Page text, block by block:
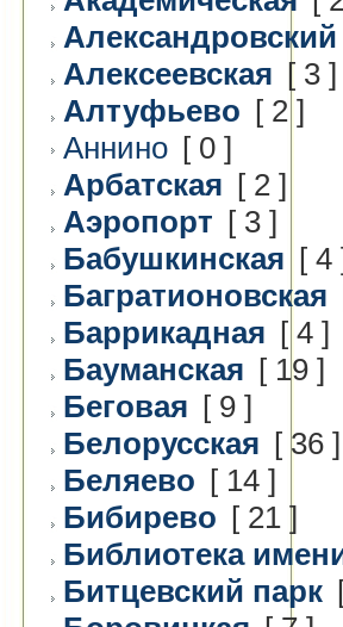
Александровский
Алексеевская [ 3 ]
Алтуфьево [ 2 ]
Аннино [ 0 ]
Арбатская [ 2 ]
Аэропорт [ 3 ]
Бабушкинская [ 4
Багратионовская
Баррикадная [ 4 ]
Бауманская [ 19 ]
Беговая [ 9 ]
Белорусская [ 36 ]
Беляево [ 14 ]
Бибирево [ 21 ]
Библиотека
Битцевский парк